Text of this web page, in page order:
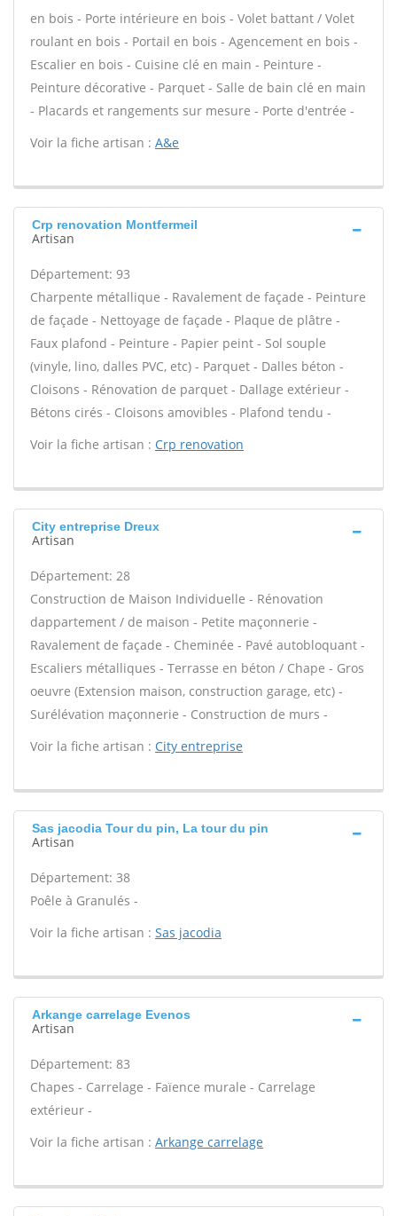
en bois - Porte intérieure en bois - Volet battant / Volet
roulant en bois - Portail en bois - Agencement en bois -
Escalier en bois - Cuisine clé en main - Peinture -
Peinture décorative - Parquet - Salle de bain clé en main
- Placards et rangements sur mesure - Porte d'entrée -
Voir la fiche artisan : A&e
Crp renovation Montfermeil
Artisan
Département: 93
Charpente métallique - Ravalement de façade - Peinture
de façade - Nettoyage de façade - Plaque de plâtre -
Faux plafond - Peinture - Papier peint - Sol souple
(vinyle, lino, dalles PVC, etc) - Parquet - Dalles béton -
Cloisons - Rénovation de parquet - Dallage extérieur -
Bétons cirés - Cloisons amovibles - Plafond tendu -
Voir la fiche artisan : Crp renovation
City entreprise Dreux
Artisan
Département: 28
Construction de Maison Individuelle - Rénovation
dappartement / de maison - Petite maçonnerie -
Ravalement de façade - Cheminée - Pavé autobloquant -
Escaliers métalliques - Terrasse en béton / Chape - Gros
oeuvre (Extension maison, construction garage, etc) -
Surélévation maçonnerie - Construction de murs -
Voir la fiche artisan : City entreprise
Sas jacodia Tour du pin, La tour du pin
Artisan
Département: 38
Poêle à Granulés -
Voir la fiche artisan : Sas jacodia
Arkange carrelage Evenos
Artisan
Département: 83
Chapes - Carrelage - Faïence murale - Carrelage
extérieur -
Voir la fiche artisan : Arkange carrelage